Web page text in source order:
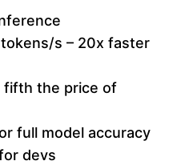
s – 20x faster
fifth the price of
full model accuracy
devs